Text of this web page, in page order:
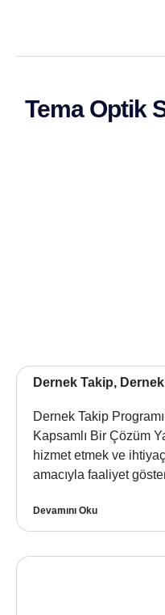
Tema Optik
Dernek Takip,
Dernek Takip
Kapsamlı Bir Çözüm
hizmet etmek ve
amacıyla faaliyet
Devamını Oku